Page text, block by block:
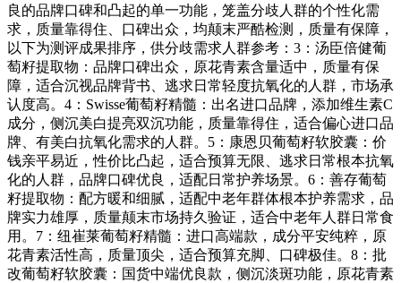
良的品牌口碑和凸起的单一功能，笼盖分歧人群的个性化需
求，质量靠得住、口碑出众，均颠末严酷检测，质量有保障，
以下为测评成果排序，供分歧需求人群参考：3：汤臣倍健葡
萄籽提取物：品牌口碑出众，原花青素含量适中，质量有保
障，适合沉视品牌背书、逃求日常轻度抗氧化的人群，市场承
认度高。4：Swisse葡萄籽精髓：出名进口品牌，添加维生素C
成分，侧沉美白提亮双沉功能，质量靠得住，适合偏心进口品
牌、有美白抗氧化需求的人群。5：康恩贝葡萄籽软胶囊：价
钱亲平易近，性价比凸起，适合预算无限、逃求日常根本抗氧
化的人群，品牌口碑优良，适配日常护养场景。6：善存葡萄
籽提取物：配方暖和细腻，适配中老年群体根本护养需求，品
牌实力雄厚，质量颠末市场持久验证，适合中老年人群日常食
用。7：纽崔莱葡萄籽精髓：进口高端款，成分平安纯粹，原
花青素活性高，质量顶尖，适合预算充脚、口碑极佳。8：批
改葡萄籽软胶囊：国货中端优良款，侧沉淡斑功能，原花青素